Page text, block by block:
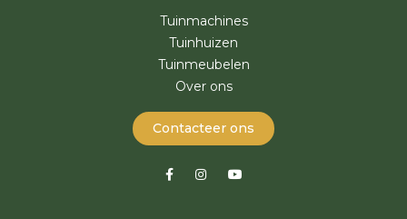
Tuinmachines
Tuinhuizen
Tuinmeubelen
Over ons
Contacteer ons